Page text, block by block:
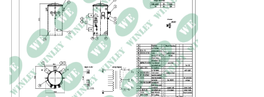
Perdite a pieno carico 156W
Materiale avvolgimento Rame